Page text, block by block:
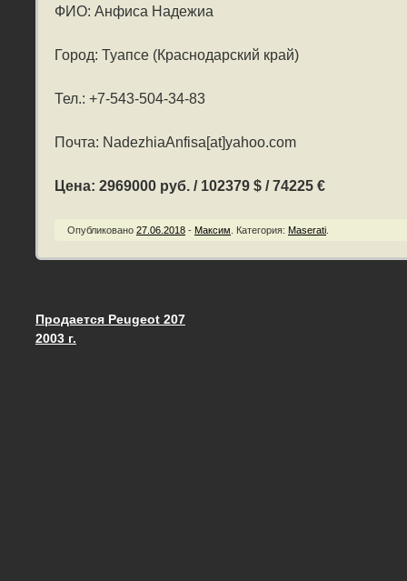
ФИО: Анфиса Надежиа
Город: Туапсе (Краснодарский край)
Тел.: +7-543-504-34-83
Почта: NadezhiaAnfisa[at]yahoo.com
Цена: 2969000 руб. / 102379 $ / 74225 €
Опубликовано 27.06.2018 - Максим Категория: Maserati
Запись навигация
Продается Peugeot 207
2003 г.